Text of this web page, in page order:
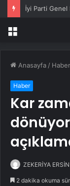
Menü
Anasayfa / Haber
Haber
Kar
ZEKERİYA
2 dakika okuma